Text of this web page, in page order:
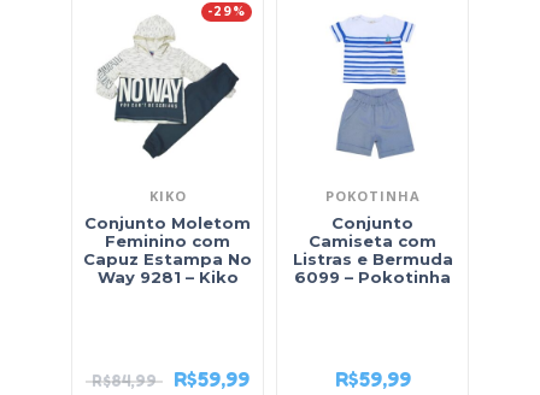
-29%
KIKO
Conjunto Moletom
Feminino com
Capuz Estampa No
Way 9281 – Kiko
R$84,99 R$59,99
POKOTINHA
Conjunto
Camiseta com
Listras e Bermuda
6099 – Pokotinha
R$59,99